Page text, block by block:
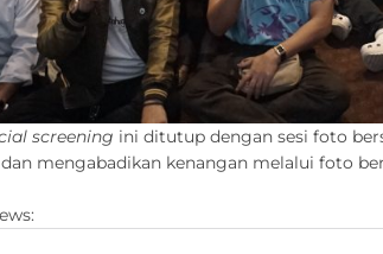
screening ini ditutup dengan sesi foto
mengabadikan kenangan melalui foto